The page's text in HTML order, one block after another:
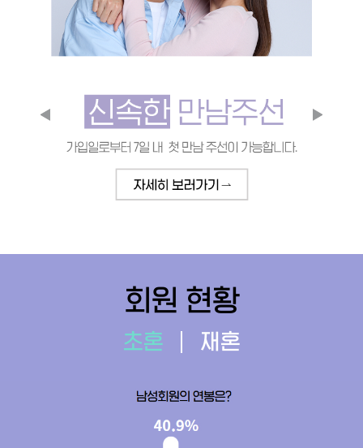
회원 현황
초혼 재혼